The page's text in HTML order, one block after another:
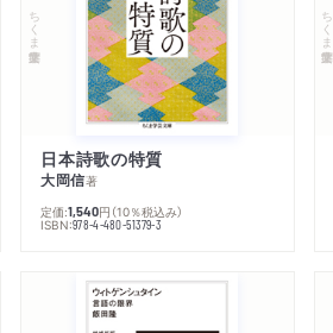
ちくま学芸文庫
日本詩歌の特質
大岡信著
定価:1,540円 （10％税込み）
ISBN:978-4-480-51379-3
ちくま学芸文庫